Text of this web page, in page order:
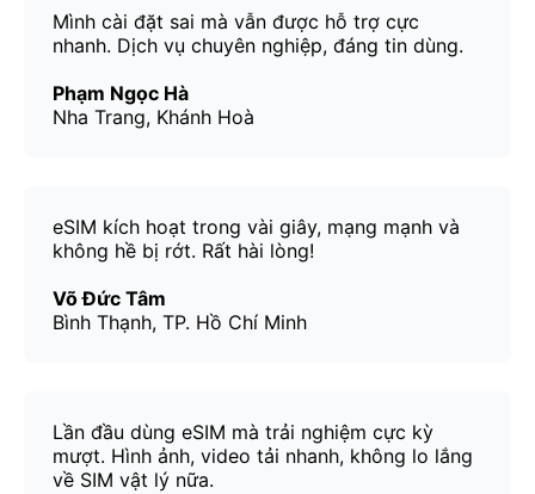
Mình cài đặt sai mà vẫn được hỗ trợ cực
nhanh. Dịch vụ chuyên nghiệp, đáng tin dùng.
Phạm Ngọc Hà
Nha Trang, Khánh Hoà
eSIM kích hoạt trong vài giây, mạng mạnh và
không hề bị rớt. Rất hài lòng!
Võ Đức Tâm
Bình Thạnh, TP. Hồ Chí Minh
Lần đầu dùng eSIM mà trải nghiệm cực kỳ
mượt. Hình ảnh, video tải nhanh, không lo lắng
về SIM vật lý nữa.